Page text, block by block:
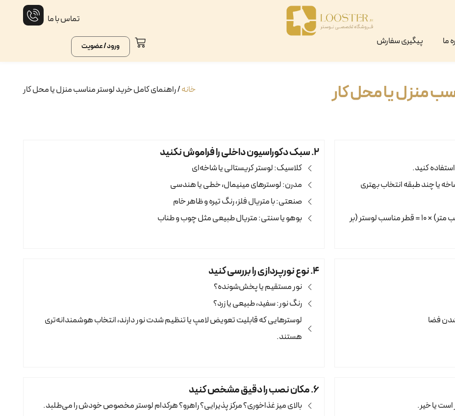
تماس با ما
ما پیگیری سفارش ورود / عضویت
منزل یا محل کار خانه/ راهنمای کامل خرید لوستر مناسب منزل یا محل کار
کنید.
یا چند طبقه انتخاب بهتری
فرمول تقریبی اندازه لوستر: طول + عرض اتاق (بر حسب متر) × ۱۰ = قطر مناسب لوستر (بر
۲. سبک دکوراسیون داخلی را فراموش نکنید
کلاسیک: لوستر کریستالی یا شاخه‌ای
مدرن: لوسترهای مینیمال، خطی یا هندسی
صنعتی: با متریال فلز، رنگ تیره و ظاهر خام
بوهو یا سنتی: متریال طبیعی مثل چوب و طناب
فضا
۴. نوع نورپردازی را بررسی کنید
نور مستقیم یا پخش‌شونده؟
رنگ نور: سفید، طبیعی یا زرد؟
لوسترهایی که قابلیت تعویض لامپ یا تنظیم شدت نور دارند، انتخاب هوشمندانه‌تری
هستند.
۶. مکان نصب را دقیق مشخص کنید
بالای میز غذاخوری؟ مرکز پذیرایی؟ راهرو؟ هرکدام لوستر مخصوص خودش را می‌طلبد.